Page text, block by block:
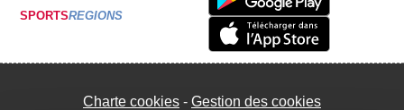
SPORTSREGIONS
Charte cookies Gestion des cookies